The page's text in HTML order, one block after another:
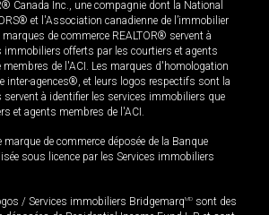
Canada Inc., une compagnie dont la National
et l'Association canadienne de l’immobilier
de commerce REALTOR® servent à
immobiliers offerts par les courtiers et agents
de l'ACI. Les marques d'homologation
inter-agences®, et leurs logos respectifs sont la
servent à identifier les services immobiliers que
et agents membres de l'ACI.
marque de commerce déposée de la Banque
sous licence par les Services immobiliers
/ Services immobiliers BridgemarqMD sont des